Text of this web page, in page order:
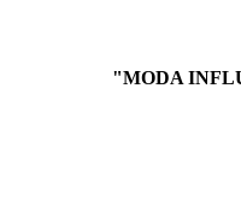
"MODA